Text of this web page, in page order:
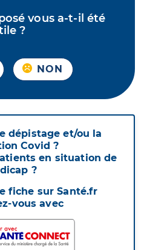
vous a-t-il été
?
NON
dépistage et/ou la
Covid ?
en situation de
?
fiche sur Santé.fr
vous avec